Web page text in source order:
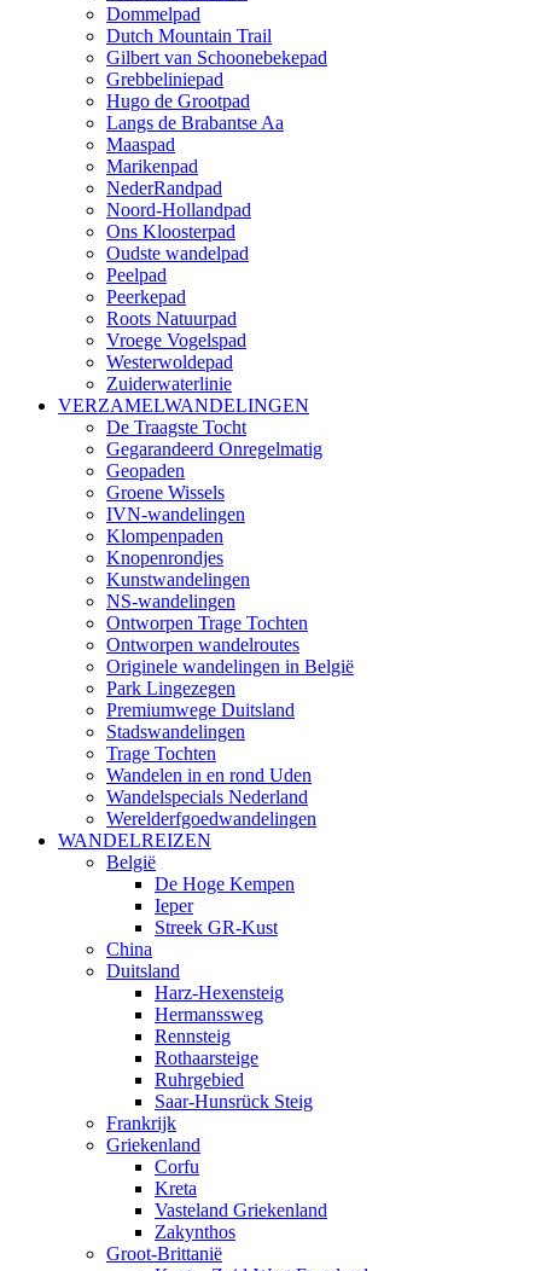
Dommelpad
Dutch Mountain Trail
Gilbert van Schoonebekepad
Grebbeliniepad
Hugo de Grootpad
Langs de Brabantse Aa
Maaspad
Marikenpad
NederRandpad
Noord-Hollandpad
Ons Kloosterpad
Oudste wandelpad
Peelpad
Peerkepad
Roots Natuurpad
Vroege Vogelspad
Westerwoldepad
Zuiderwaterlinie
VERZAMELWANDELINGEN
De Traagste Tocht
Gegarandeerd Onregelmatig
Geopaden
Groene Wissels
IVN-wandelingen
Klompenpaden
Knopenrondjes
Kunstwandelingen
NS-wandelingen
Ontworpen Trage Tochten
Ontworpen wandelroutes
Originele wandelingen in België
Park Lingezegen
Premiumwege Duitsland
Stadswandelingen
Trage Tochten
Wandelen in en rond Uden
Wandelspecials Nederland
Werelderfgoedwandelingen
WANDELREIZEN
België
De Hoge Kempen
Ieper
Streek GR-Kust
China
Duitsland
Harz-Hexensteig
Hermanssweg
Rennsteig
Rothaarsteige
Ruhrgebied
Saar-Hunsrück Steig
Frankrijk
Griekenland
Corfu
Kreta
Vasteland Griekenland
Zakynthos
Groot-Brittanië